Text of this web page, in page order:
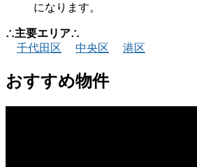
になります。
∴主要エリア∴
千代田区
中央区 港区
おすすめ物件